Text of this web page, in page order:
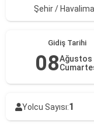
Şehir /
Gidiş Tarihi
08Ağustos
Yolcu Sayısı:1